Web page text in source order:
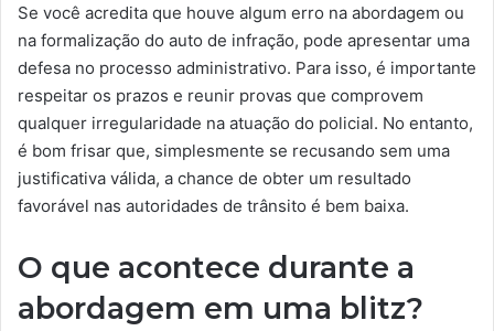
Se você acredita que houve algum erro na abordagem ou
na formalização do auto de infração, pode apresentar uma
defesa no processo administrativo. Para isso, é importante
respeitar os prazos e reunir provas que comprovem
qualquer irregularidade na atuação do policial. No entanto,
é bom frisar que, simplesmente se recusando sem uma
justificativa válida, a chance de obter um resultado
favorável nas autoridades de trânsito é bem baixa.
O que acontece durante a
abordagem em uma blitz?